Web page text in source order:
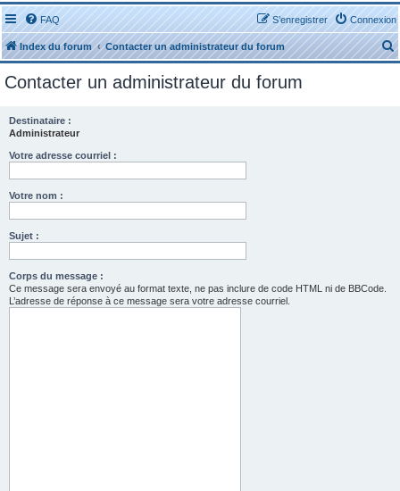
FAQ Connexion
S’enregistrer
Index du forum Contacter un administrateur du forum
e
Contacter un administrateur du forum
Destinataire :
Administrateur
Votre adresse courriel :
Votre nom :
Sujet :
Corps du message :
Ce message sera envoyé au format texte, ne pas inclure de code HTML ni de BBCode.
L’adresse de réponse à ce message sera votre adresse courriel.